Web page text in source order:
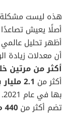
هذه ليست مشكلة
أصلًا يعيش
أظهر تحليل
أن معدلات زيادة
أكثر من مرتين
أكثر من 2.1 مليار بالغ
تضم أكثر من 440 مليون